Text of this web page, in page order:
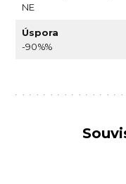
NE
Úspora
-90%%